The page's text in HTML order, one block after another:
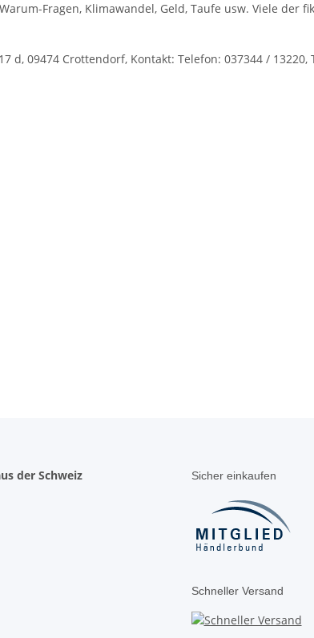
Fragen, Klimawandel, Geld, Taufe usw. Viele der
09474 Crottendorf, Kontakt: Telefon: 037344 / 13220,
der Schweiz Sicher einkaufen
Schneller Versand